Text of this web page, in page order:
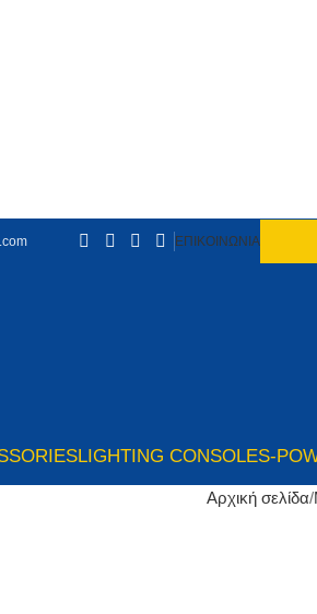
ΕΠΙΚΟΙΝΩΝΙΑ
LIGHTING CONSOLES-
Αρχική σελίδα